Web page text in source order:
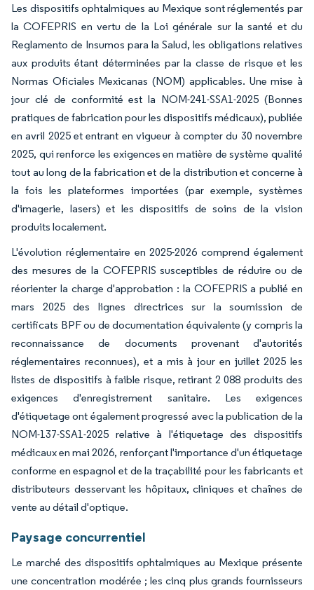
Les dispositifs ophtalmiques au Mexique sont réglementés par
la COFEPRIS en vertu de la Loi générale sur la santé et du
Reglamento de Insumos para la Salud, les obligations relatives
aux produits étant déterminées par la classe de risque et les
Normas Oficiales Mexicanas (NOM) applicables. Une mise à
jour clé de conformité est la NOM-241-SSA1-2025 (Bonnes
pratiques de fabrication pour les dispositifs médicaux), publiée
en avril 2025 et entrant en vigueur à compter du 30 novembre
2025, qui renforce les exigences en matière de système qualité
tout au long de la fabrication et de la distribution et concerne à
la fois les plateformes importées (par exemple, systèmes
d'imagerie, lasers) et les dispositifs de soins de la vision
produits localement.
L'évolution réglementaire en 2025-2026 comprend également
des mesures de la COFEPRIS susceptibles de réduire ou de
réorienter la charge d'approbation : la COFEPRIS a publié en
mars 2025 des lignes directrices sur la soumission de
certificats BPF ou de documentation équivalente (y compris la
reconnaissance de documents provenant d'autorités
réglementaires reconnues), et a mis à jour en juillet 2025 les
listes de dispositifs à faible risque, retirant 2 088 produits des
exigences d'enregistrement sanitaire. Les exigences
d'étiquetage ont également progressé avec la publication de la
NOM-137-SSA1-2025 relative à l'étiquetage des dispositifs
médicaux en mai 2026, renforçant l'importance d'un étiquetage
conforme en espagnol et de la traçabilité pour les fabricants et
distributeurs desservant les hôpitaux, cliniques et chaînes de
vente au détail d'optique.
Paysage concurrentiel
Le marché des dispositifs ophtalmiques au Mexique présente
une concentration modérée ; les cinq plus grands fournisseurs